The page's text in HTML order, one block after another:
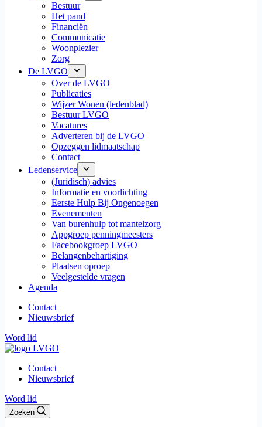
Bestuur
Het pand
Financiën
Communicatie
Woonplezier
Zorg
De LVGO
Over de LVGO
Publicaties
Wijzer Wonen (ledenblad)
Bestuur LVGO
Vacatures
Adverteren bij de LVGO
Opzeggen lidmaatschap
Contact
Ledenservice
(Juridisch) advies
Informatie en voorlichting
Eerste Hulp Bij Ongenoegen
Evenementen
Van burenhulp tot mantelzorg
Appgroep penningmeesters
Facebookgroep LVGO
Belangenbehartiging
Plaatsen oproep
Veelgestelde vragen
Agenda
Contact
Nieuwsbrief
Word lid
Contact
Nieuwsbrief
Word lid
Zoeken